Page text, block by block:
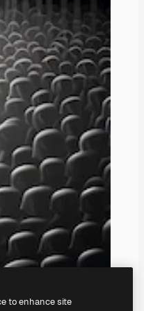
to enhance site